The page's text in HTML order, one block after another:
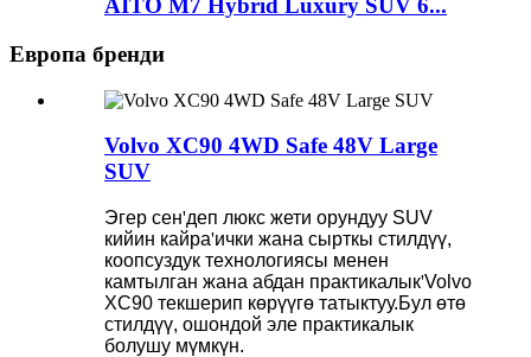
AITO M7 Hybrid Luxury SUV 6...
Европа бренди
Volvo XC90 4WD Safe 48V Large
SUV
Эгер сен'деп люкс жети орундуу SUV
кийин кайра'ички жана сырткы стилдүү,
коопсуздук технологиясы менен
камтылган жана абдан практикалык'Volvo
XC90 текшерип көрүүгө татыктуу.Бул өтө
стилдүү, ошондой эле практикалык
болушу мүмкүн.